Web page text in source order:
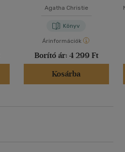
Agatha Christie
Könyv
Árinformációk
Borító ár: 4 299 Ft
Kosárba